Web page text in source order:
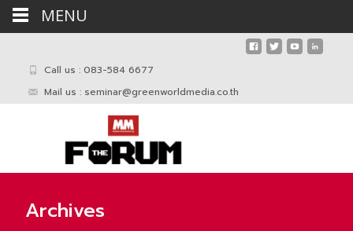
Call us : 083-584 6677
Mail us : seminar@greenworldmedia.co.th
Archives
MENU